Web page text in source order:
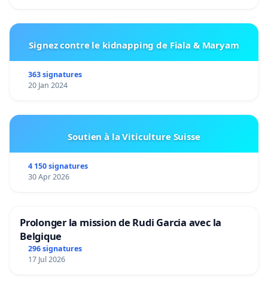
Signez contre le kidnapping de Fiala & Maryam
363 signatures
20 Jan 2024
Soutien à la Viticulture Suisse
4 150 signatures
30 Apr 2026
Prolonger la mission de Rudi Garcia avec la
Belgique
296 signatures
17 Jul 2026